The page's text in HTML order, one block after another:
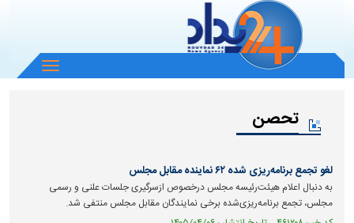
باز
و
تحصن
لغو تجمع برنامه‌ریزی شده ۶۲ نماینده مقابل مجلس
به دنبال اعلام هیئت‌رئیسه مجلس درخصوص ازسرگیری جلسات علنی و رسمی
مجلس، تجمع برنامه‌ریزی‌شده برخی نمایندگان مقابل مجلس منتفی شد.